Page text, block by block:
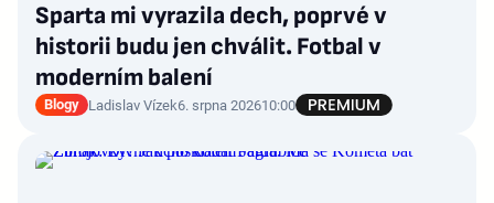
Sparta mi vyrazila dech, poprvé v
historii budu jen chválit. Fotbal v
moderním balení
Blogy Ladislav Vízek6. srpna 202610:00